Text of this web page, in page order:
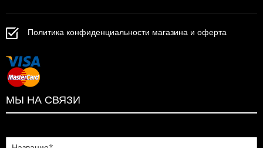
Политика конфиденциальности магазина и оферта
МЫ НА СВЯЗИ